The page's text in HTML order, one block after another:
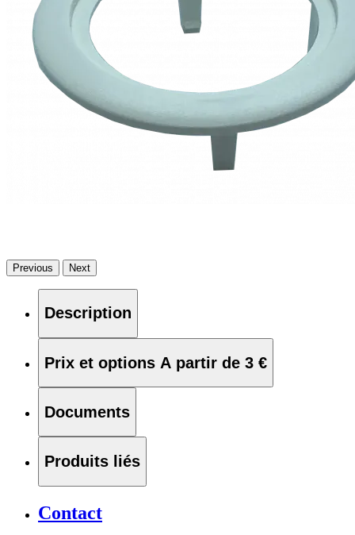
Previous Next
Description
Prix et options A partir de 3 €
Documents
Produits liés
Contact